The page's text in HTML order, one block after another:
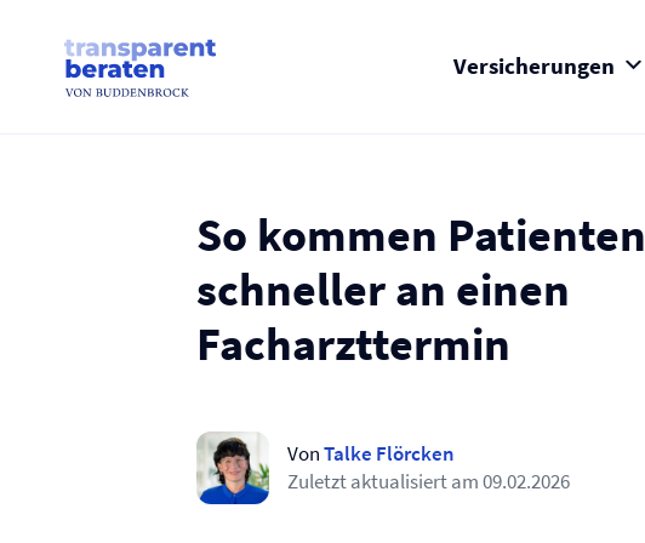
Versicherungen
content
So kommen Patienten
schneller an einen
Facharzttermin
VonTalke Flörcken
Zuletzt aktualisiert am09.02.2026